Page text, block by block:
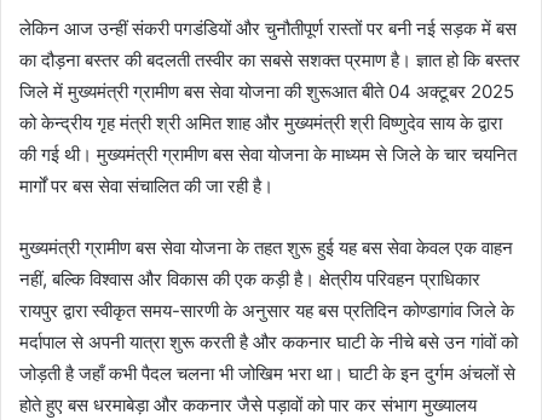
लेकिन आज उन्हीं संकरी पगडंडियों और चुनौतीपूर्ण रास्तों पर बनी नई सड़क में बस
का दौड़ना बस्तर की बदलती तस्वीर का सबसे सशक्त प्रमाण है। ज्ञात हो कि बस्तर
जिले में मुख्यमंत्री ग्रामीण बस सेवा योजना की शुरूआत बीते 04 अक्टूबर 2025
को केन्द्रीय गृह मंत्री श्री अमित शाह और मुख्यमंत्री श्री विष्णुदेव साय के द्वारा
की गई थी। मुख्यमंत्री ग्रामीण बस सेवा योजना के माध्यम से जिले के चार चयनित
मार्गों पर बस सेवा संचालित की जा रही है।
मुख्यमंत्री ग्रामीण बस सेवा योजना के तहत शुरू हुई यह बस सेवा केवल एक वाहन
नहीं, बल्कि विश्वास और विकास की एक कड़ी है। क्षेत्रीय परिवहन प्राधिकार
रायपुर द्वारा स्वीकृत समय-सारणी के अनुसार यह बस प्रतिदिन कोण्डागांव जिले के
मर्दापाल से अपनी यात्रा शुरू करती है और ककनार घाटी के नीचे बसे उन गांवों को
जोड़ती है जहाँ कभी पैदल चलना भी जोखिम भरा था। घाटी के इन दुर्गम अंचलों से
होते हुए बस धरमाबेड़ा और ककनार जैसे पड़ावों को पार कर संभाग मुख्यालय